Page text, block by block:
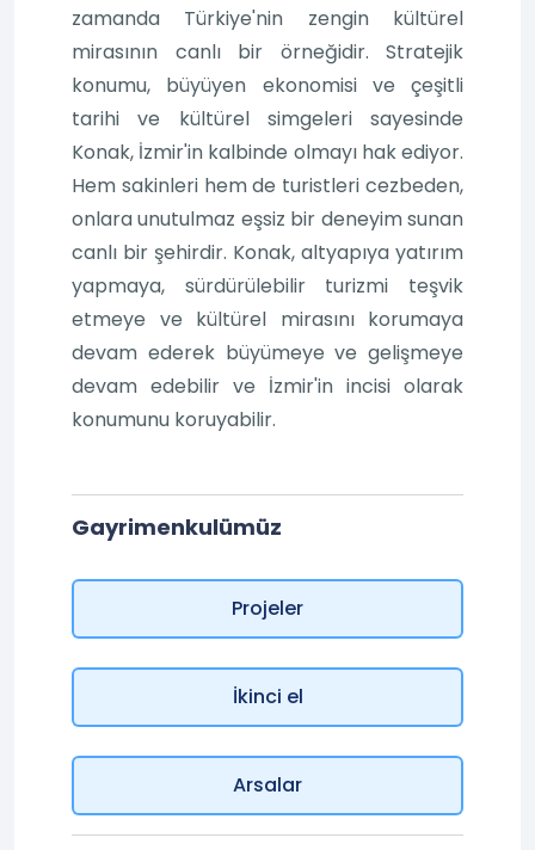
zamanda Türkiye'nin zengin kültürel
mirasının canlı bir örneğidir. Stratejik
konumu, büyüyen ekonomisi ve çeşitli
tarihi ve kültürel simgeleri sayesinde
Konak, İzmir'in kalbinde olmayı hak ediyor.
Hem sakinleri hem de turistleri cezbeden,
onlara unutulmaz eşsiz bir deneyim sunan
canlı bir şehirdir. Konak, altyapıya yatırım
yapmaya, sürdürülebilir turizmi teşvik
etmeye ve kültürel mirasını korumaya
devam ederek büyümeye ve gelişmeye
devam edebilir ve İzmir'in incisi olarak
konumunu koruyabilir.
Gayrimenkulümüz
Projeler
İkinci el
Arsalar